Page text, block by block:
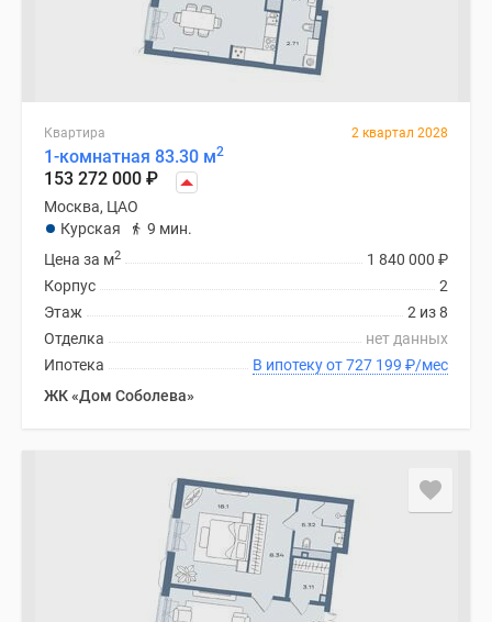
Видеообзор
новостроек
Экспертиза
новостроек
Экология
Москвы
Подмосковья
Студии
комнатные
Квартира 2 квартал 2028
1-комнатная 83.30 м2
153 272 000 ₽
Москва, ЦАО
Курская
9 мин.
1 840 000 ₽
Цена за м2
2
Корпус
2 из 8
Этаж
нет данных
Отделка
В ипотеку от 727 199 ₽/мес
Ипотека
ЖК «Дом Соболева»